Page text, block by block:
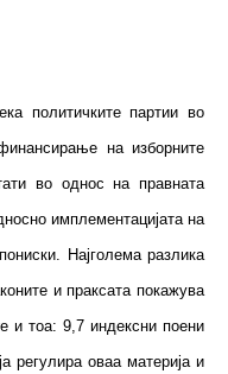
политичките партии во
на изборните
во однос на правната
имплементацијата на
Најголема разлика
и праксата покажува
и тоа: 9,7 индексни поени
регулира оваа материја и